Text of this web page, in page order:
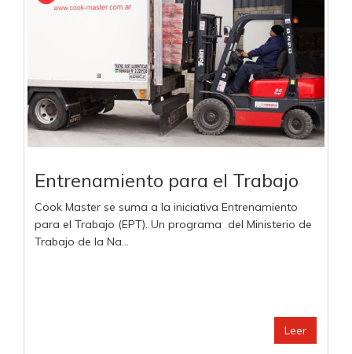
Entrenamiento para el Trabajo
Cook Master se suma a la iniciativa Entrenamiento
para el Trabajo (EPT). Un programa del Ministerio de
Trabajo de la Na...
Leer